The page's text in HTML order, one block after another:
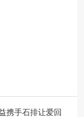
携手石排让爱回